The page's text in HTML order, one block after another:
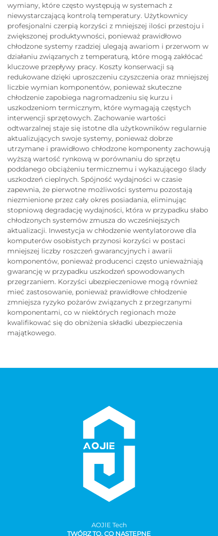
wymiany, które często występują w systemach z
niewystarczającą kontrolą temperatury. Użytkownicy
profesjonalni czerpią korzyści z mniejszej ilości przestoju i
zwiększonej produktywności, ponieważ prawidłowo
chłodzone systemy rzadziej ulegają awariom i przerwom w
działaniu związanych z temperaturą, które mogą zakłócać
kluczowe przepływy pracy. Koszty konserwacji są
redukowane dzięki uproszczeniu czyszczenia oraz mniejszej
liczbie wymian komponentów, ponieważ skuteczne
chłodzenie zapobiega nagromadzeniu się kurzu i
uszkodzeniom termicznym, które wymagają częstych
interwencji sprzętowych. Zachowanie wartości
odtwarzalnej staje się istotne dla użytkowników regularnie
aktualizujących swoje systemy, ponieważ dobrze
utrzymane i prawidłowo chłodzone komponenty zachowują
wyższą wartość rynkową w porównaniu do sprzętu
poddanego obciążeniu termicznemu i wykazującego ślady
uszkodzeń cieplnych. Spójność wydajności w czasie
zapewnia, że pierwotne możliwości systemu pozostają
niezmienione przez cały okres posiadania, eliminując
stopniową degradację wydajności, która w przypadku słabo
chłodzonych systemów zmusza do wcześniejszych
aktualizacji. Inwestycja w chłodzenie wentylatorowe dla
komputerów osobistych przynosi korzyści w postaci
mniejszej liczby roszczeń gwarancyjnych i awarii
komponentów, ponieważ producenci często unieważniają
gwarancję w przypadku uszkodzeń spowodowanych
przegrzaniem. Korzyści ubezpieczeniowe mogą również
mieć zastosowanie, ponieważ prawidłowe chłodzenie
zmniejsza ryzyko pożarów związanych z przegrzanymi
komponentami, co w niektórych regionach może
kwalifikować się do obniżenia składki ubezpieczenia
majątkowego.
AOJlE Tech
TWÓRZ TO, CO NASTĘPNE